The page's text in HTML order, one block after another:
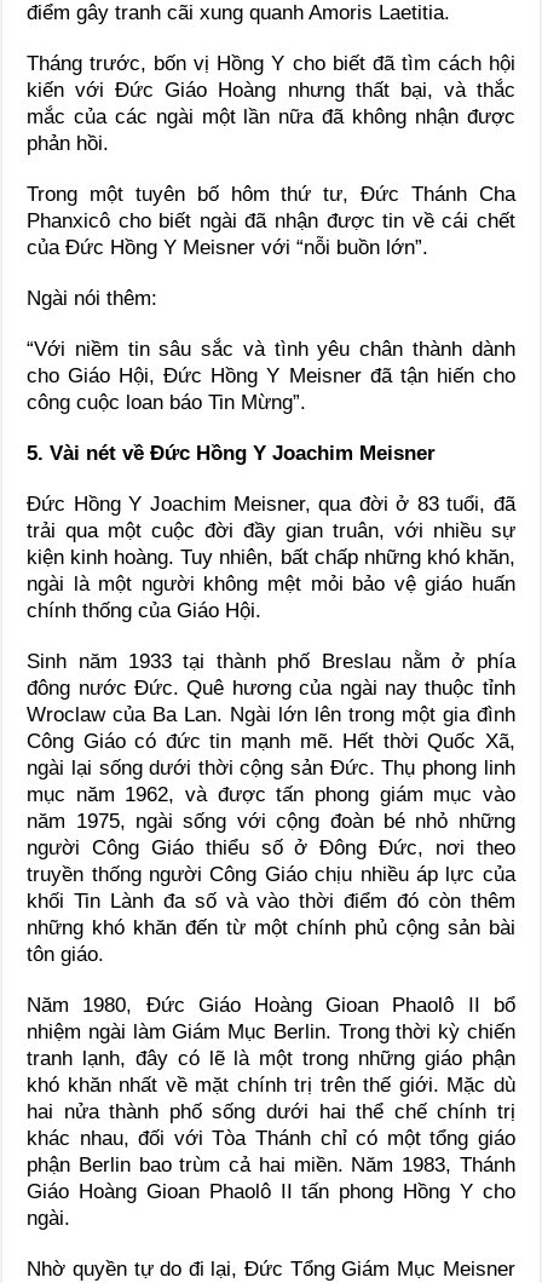
điểm gây tranh cãi xung quanh Amoris Laetitia.
Tháng trước, bốn vị Hồng Y cho biết đã tìm cách hội
kiến với Đức Giáo Hoàng nhưng thất bại, và thắc
mắc của các ngài một lần nữa đã không nhận được
phản hồi.
Trong một tuyên bố hôm thứ tư, Đức Thánh Cha
Phanxicô cho biết ngài đã nhận được tin về cái chết
của Đức Hồng Y Meisner với “nỗi buồn lớn”.
Ngài nói thêm:
“Với niềm tin sâu sắc và tình yêu chân thành dành
cho Giáo Hội, Đức Hồng Y Meisner đã tận hiến cho
công cuộc loan báo Tin Mừng”.
5. Vài nét về Đức Hồng Y Joachim Meisner
Đức Hồng Y Joachim Meisner, qua đời ở 83 tuổi, đã
trải qua một cuộc đời đầy gian truân, với nhiều sự
kiện kinh hoàng. Tuy nhiên, bất chấp những khó khăn,
ngài là một người không mệt mỏi bảo vệ giáo huấn
chính thống của Giáo Hội.
Sinh năm 1933 tại thành phố Breslau nằm ở phía
đông nước Đức. Quê hương của ngài nay thuộc tỉnh
Wroclaw của Ba Lan. Ngài lớn lên trong một gia đình
Công Giáo có đức tin mạnh mẽ. Hết thời Quốc Xã,
ngài lại sống dưới thời cộng sản Đức. Thụ phong linh
mục năm 1962, và được tấn phong giám mục vào
năm 1975, ngài sống với cộng đoàn bé nhỏ những
người Công Giáo thiểu số ở Đông Đức, nơi theo
truyền thống người Công Giáo chịu nhiều áp lực của
khối Tin Lành đa số và vào thời điểm đó còn thêm
những khó khăn đến từ một chính phủ cộng sản bài
tôn giáo.
Năm 1980, Đức Giáo Hoàng Gioan Phaolô II bổ
nhiệm ngài làm Giám Mục Berlin. Trong thời kỳ chiến
tranh lạnh, đây có lẽ là một trong những giáo phận
khó khăn nhất về mặt chính trị trên thế giới. Mặc dù
hai nửa thành phố sống dưới hai thể chế chính trị
khác nhau, đối với Tòa Thánh chỉ có một tổng giáo
phận Berlin bao trùm cả hai miền. Năm 1983, Thánh
Giáo Hoàng Gioan Phaolô II tấn phong Hồng Y cho
ngài.
Nhờ quyền tự do đi lại, Đức Tổng Giám Mục Meisner